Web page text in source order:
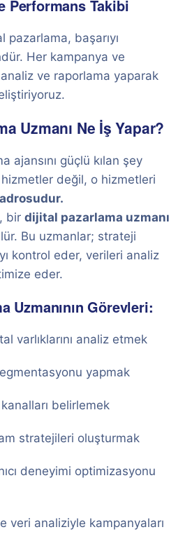
Performans Takibi
pazarlama, başarıyı
Her kampanya ve
ve raporlama yaparak
Uzmanı Ne İş Yapar?
ajansını güçlü kılan şey
değil, o hizmetleri
bir dijital pazarlama uzmanı
Bu uzmanlar; strateji
kontrol eder, verileri analiz
eder.
Uzmanının Görevleri:
varlıklarını analiz etmek
yapmak
belirlemek
stratejileri oluşturmak
deneyimi optimizasyonu
veri analiziyle kampanyaları